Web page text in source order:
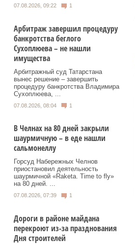
07.08.2026, 09:22 1
Арбитраж завершил процедуру
банкротства беглого
Сухоплюева – не нашли
имущества
Арбитражный суд Татарстана
вынес решение – завершить
процедуру банкротства Владимира
Сухоплюева, ...
07.08.2026, 08:04 1
В Челнах на 80 дней закрыли
шаурмичную – в еде нашли
сальмонеллу
Горсуд Набережных Челнов
приостановил деятельность
шаурмичной «Raketa. Time to fly»
на 80 дней. ...
07.08.2026, 07:39 1
Дороги в районе майдана
перекроют из-за празднования
Дня строителей